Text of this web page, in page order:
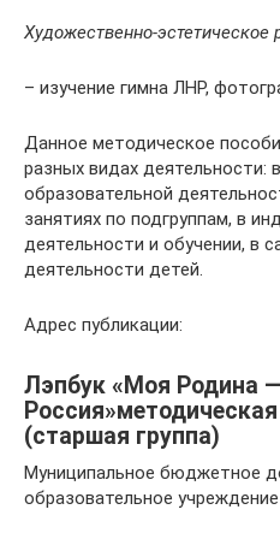
Художественно-эстетическое
– изучение гимна ЛНР,
Данное методическое
разных видах деятельности:
образовательной
занятиях по подгруппам, в
деятельности и обучении, в
деятельности детей.
Адрес публикации:
Лэпбук «Моя Родина —
(старшая группа)
Муниципальное бюджетное
образовательное